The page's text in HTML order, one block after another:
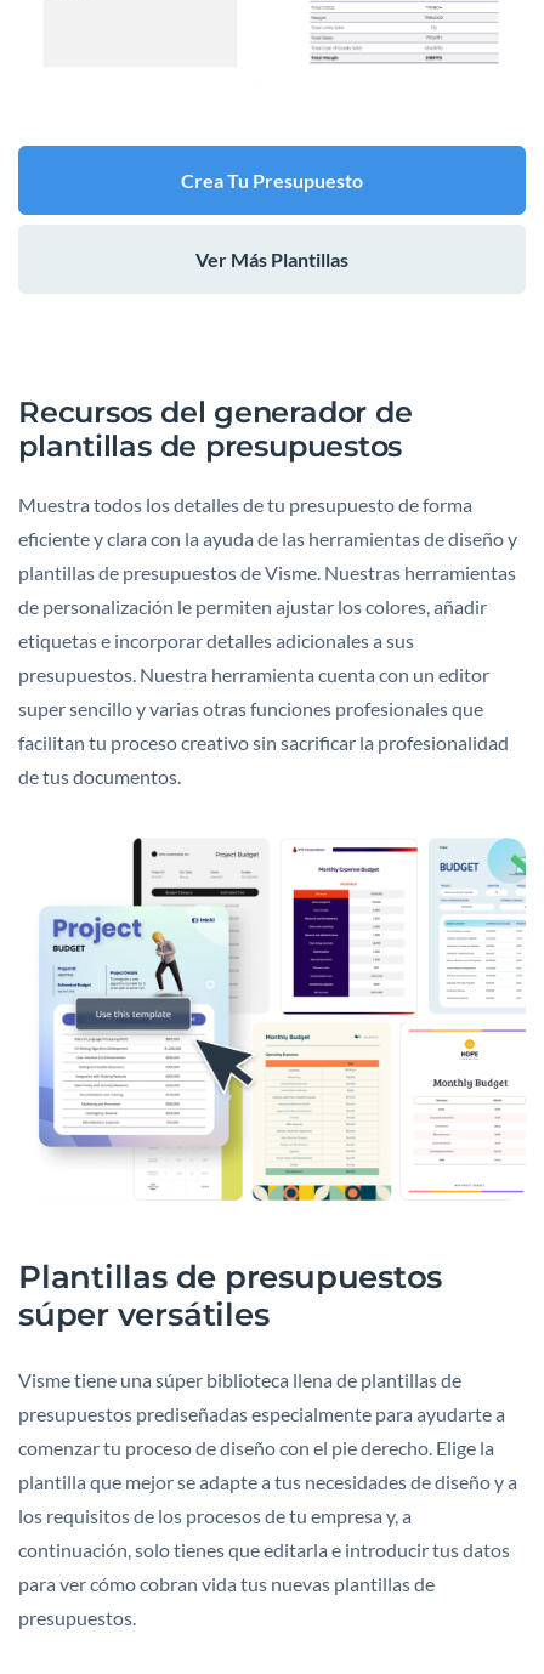
Crea Tu Presupuesto
Ver Más Plantillas
Recursos del generador de
plantillas de presupuestos
Muestra todos los detalles de tu presupuesto de forma
eficiente y clara con la ayuda de las herramientas de diseño y
plantillas de presupuestos de Visme. Nuestras herramientas
de personalización le permiten ajustar los colores, añadir
etiquetas e incorporar detalles adicionales a sus
presupuestos. Nuestra herramienta cuenta con un editor
super sencillo y varias otras funciones profesionales que
facilitan tu proceso creativo sin sacrificar la profesionalidad
de tus documentos.
Plantillas de presupuestos
súper versátiles
Visme tiene una súper biblioteca llena de plantillas de
presupuestos prediseñadas especialmente para ayudarte a
comenzar tu proceso de diseño con el pie derecho. Elige la
plantilla que mejor se adapte a tus necesidades de diseño y a
los requisitos de los procesos de tu empresa y, a
continuación, solo tienes que editarla e introducir tus datos
para ver cómo cobran vida tus nuevas plantillas de
presupuestos.